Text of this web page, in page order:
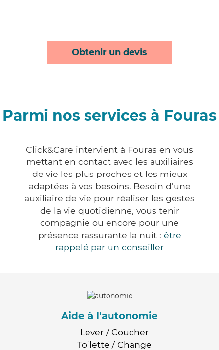
Obtenir un devis
Parmi nos services à Fouras
Click&Care intervient à Fouras en vous
mettant en contact avec les auxiliaires
de vie les plus proches et les mieux
adaptées à vos besoins. Besoin d'une
auxiliaire de vie pour réaliser les gestes
de la vie quotidienne, vous tenir
compagnie ou encore pour une
présence rassurante la nuit : être
rappelé par un conseiller
Aide à l'autonomie
Lever / Coucher
Toilette / Change